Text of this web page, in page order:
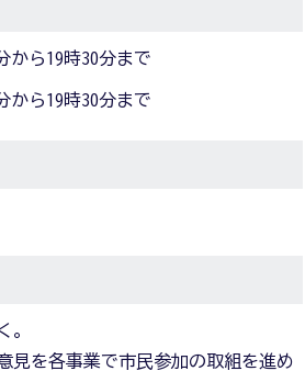
から19時30分まで
から19時30分まで
。
見を各事業で市民参加の取組を進め